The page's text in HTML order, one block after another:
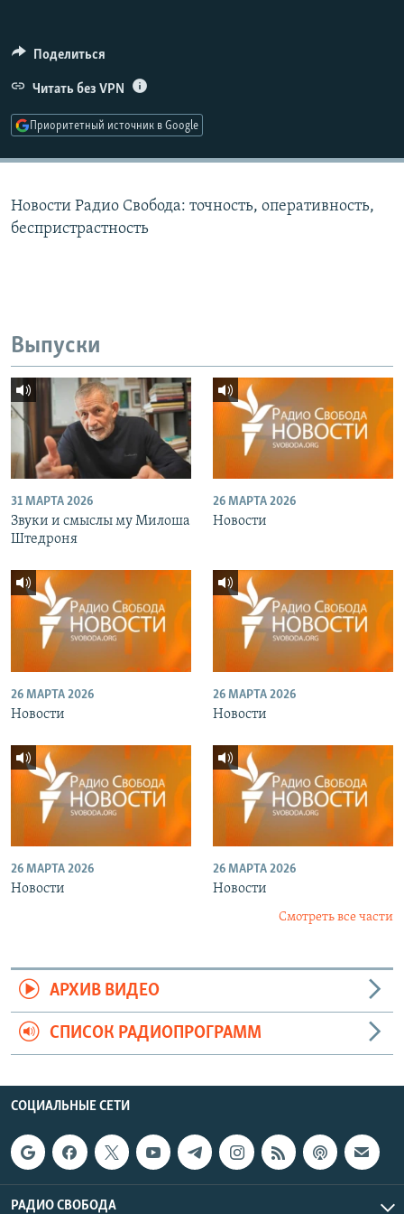
ПОДПИШИТЕСЬ НА РАССЫЛКУ
СОЦИАЛЬНЫЕ СЕТИ
Поделиться
Читать без VPN
Приоритетный источник в Google
Новости Радио Свобода: точность, оперативность,
беспристрастность
Выпуски
31 МАРТА 2026
Звуки и смыслы му Милоша
Штедроня
26 МАРТА 2026
Новости
26 МАРТА 2026
Новости
26 МАРТА 2026
Новости
26 МАРТА 2026
Новости
26 МАРТА 2026
Новости
Смотреть все части
АРХИВ ВИДЕО
СПИСОК РАДИОПРОГРАММ
СОЦИАЛЬНЫЕ СЕТИ
РАДИО СВОБОДА